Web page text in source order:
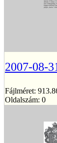
2007-08-
Fájlméret:
Oldalszám: 0